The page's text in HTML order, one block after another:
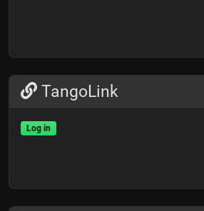
TangoLink
Log in